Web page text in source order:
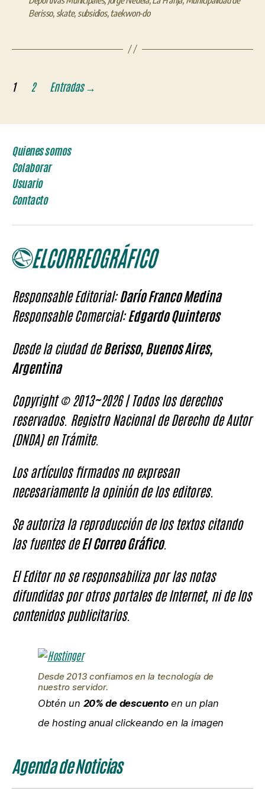
Berisso, skate, subsidios,taekwon-do
Paginación
de
entradas
1 2 Entradas →
Quienes somos
Colaborar
Usuario
Contacto
Responsable Editorial:Darío Franco Medina
Responsable Comercial:Edgardo Quinteros
Desde la ciudad deBerisso, Buenos Aires,
Argentina
Copyright © 2013~2026 | Todos los derechos
reservados. Registro Nacional de Derecho de Autor
(DNDA) en Trámite.
Los artículos firmados no expresan
necesariamente la opinión de los editores.
Se autoriza la reproducción de los textos citando
las fuentes deEl Correo Gráfico.
El Editor no se responsabiliza por las notas
difundidas por otros portales de Internet, ni de los
contenidos publicitarios.
Desde 2013 confiamos en la tecnología de
nuestro servidor.
Obtén un 20% de descuentoen un plan
de hosting anual clickeando en la imagen
Agenda de Noticias